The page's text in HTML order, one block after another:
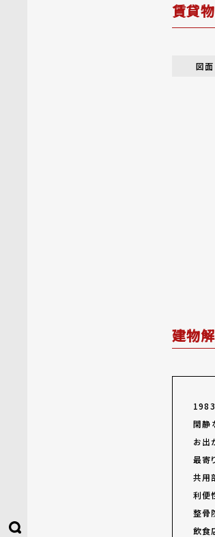
賃貸
図面
建物
1983
閑静
お出
最寄
共用
利便
整骨
飲食